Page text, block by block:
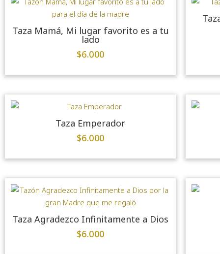
Taza Mamá, Mi lugar favorito es a tu
lado
$6.000
Taza Emperador
$6.000
Taza Agradezco Infinitamente a Dios
$6.000